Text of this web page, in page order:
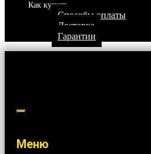
Как купить
Способы оплаты
Доставка
Гарантии
Меню